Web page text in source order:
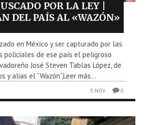
POR LA LEY |
DEL PAÍS AL «WAZÓN»
en México y ser capturado por las
policiales de ese país el peligroso
José Steven Tablas López, de
y alias el “Wazón”,Leer más...
5 NOV 0